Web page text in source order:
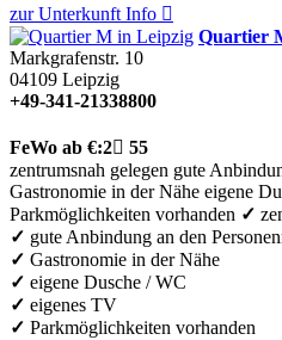
zur Unterkunft Info 
Quartier
Markgrafenstr. 10
04109 Leipzig
+49-341-21338800
FeWo ab €:2 55
zentrumsnah gelegen gute
Gastronomie in der Nähe eigene
Parkmöglichkeiten vorhanden ✓
✓ gute Anbindung an den
✓ Gastronomie in der Nähe
✓ eigene Dusche / WC
✓ eigenes TV
✓ Parkmöglichkeiten vorhanden